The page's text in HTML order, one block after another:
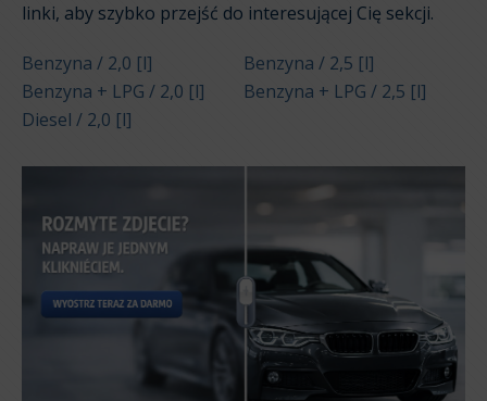
linki, aby szybko przejść do interesującej Cię sekcji.
Benzyna / 2,0 [l]
Benzyna / 2,5 [l]
Benzyna + LPG / 2,0 [l]
Benzyna + LPG / 2,5 [l]
Diesel / 2,0 [l]